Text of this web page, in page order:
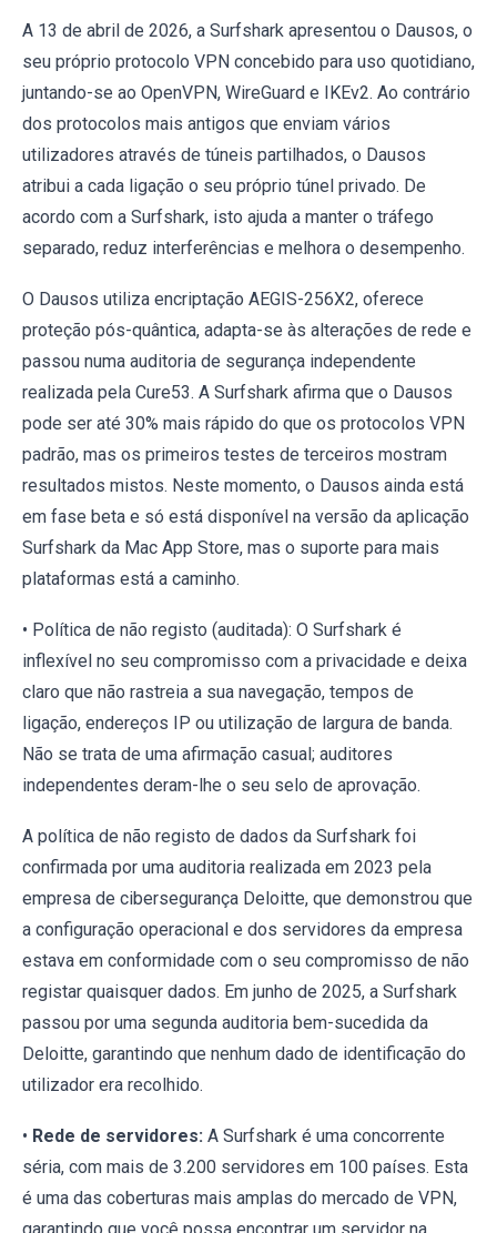
A 13 de abril de 2026, a Surfshark apresentou o Dausos, o
seu próprio protocolo VPN concebido para uso quotidiano,
juntando-se ao OpenVPN, WireGuard e IKEv2. Ao contrário
dos protocolos mais antigos que enviam vários
utilizadores através de túneis partilhados, o Dausos
atribui a cada ligação o seu próprio túnel privado. De
acordo com a Surfshark, isto ajuda a manter o tráfego
separado, reduz interferências e melhora o desempenho.
O Dausos utiliza encriptação AEGIS-256X2, oferece
proteção pós-quântica, adapta-se às alterações de rede e
passou numa auditoria de segurança independente
realizada pela Cure53. A Surfshark afirma que o Dausos
pode ser até 30% mais rápido do que os protocolos VPN
padrão, mas os primeiros testes de terceiros mostram
resultados mistos. Neste momento, o Dausos ainda está
em fase beta e só está disponível na versão da aplicação
Surfshark da Mac App Store, mas o suporte para mais
plataformas está a caminho.
• Política de não registo (auditada): O Surfshark é
inflexível no seu compromisso com a privacidade e deixa
claro que não rastreia a sua navegação, tempos de
ligação, endereços IP ou utilização de largura de banda.
Não se trata de uma afirmação casual; auditores
independentes deram-lhe o seu selo de aprovação.
A política de não registo de dados da Surfshark foi
confirmada por uma auditoria realizada em 2023 pela
empresa de cibersegurança Deloitte, que demonstrou que
a configuração operacional e dos servidores da empresa
estava em conformidade com o seu compromisso de não
registar quaisquer dados. Em junho de 2025, a Surfshark
passou por uma segunda auditoria bem-sucedida da
Deloitte, garantindo que nenhum dado de identificação do
utilizador era recolhido.
• Rede de servidores: A Surfshark é uma concorrente
séria, com mais de 3.200 servidores em 100 países. Esta
é uma das coberturas mais amplas do mercado de VPN,
garantindo que você possa encontrar um servidor na